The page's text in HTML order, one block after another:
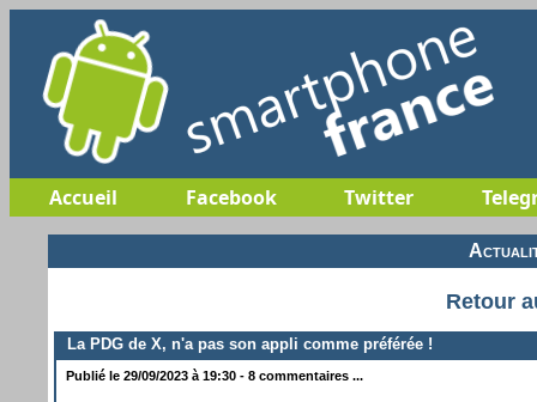
Accueil Facebook Twitter
Retour
La PDG de X, n'a pas son appli comme préférée !
Publié le 29/09/2023 à 19:30 - 8 commentaires ...